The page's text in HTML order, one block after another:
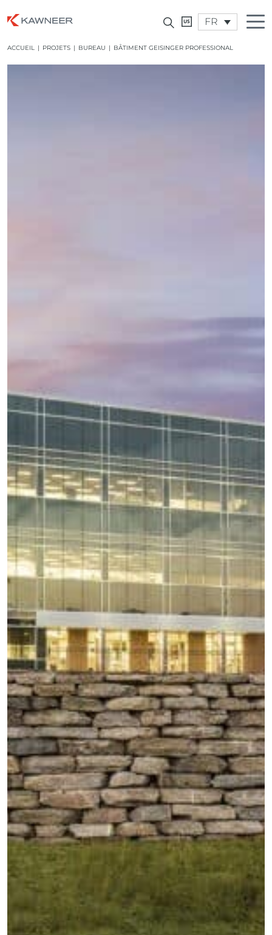
FR
ACCUEIL | PROJETS | BUREAU | BÂTIMENT GEISINGER PROFESSIONAL